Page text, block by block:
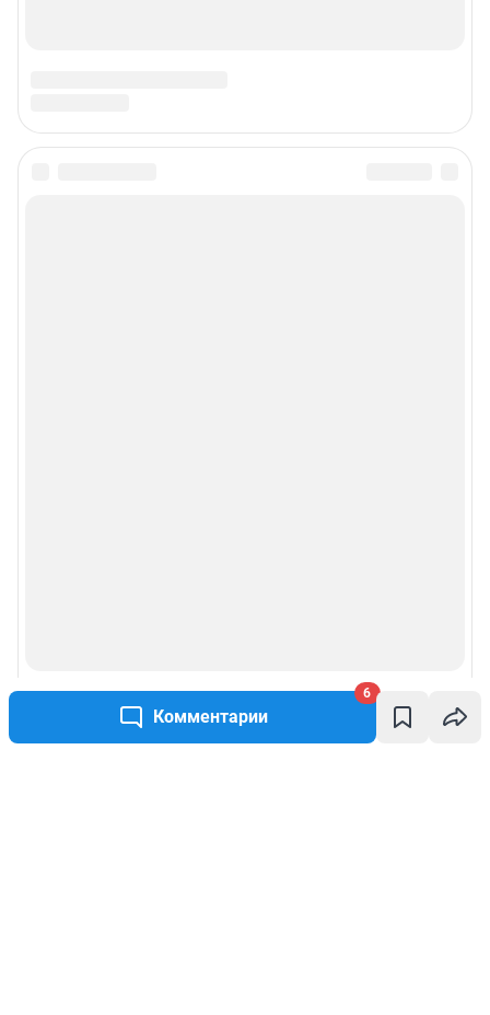
Комментарии
6